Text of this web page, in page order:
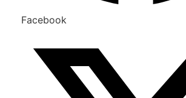
Facebook